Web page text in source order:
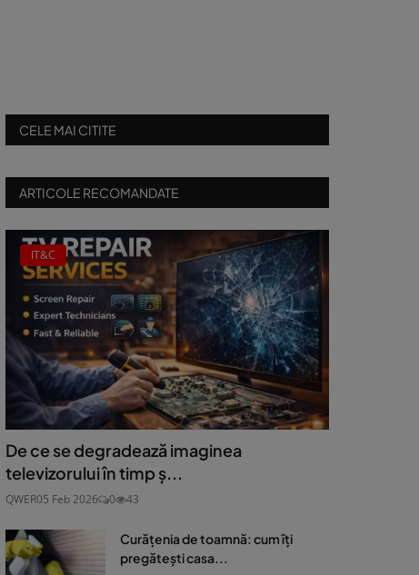
CELE MAI CITITE
ARTICOLE RECOMANDATE
IT&C
De ce se degradează imaginea
televizorului în timp ș...
QWER05 Feb 2026 0 43
Curățenia de toamnă: cum îți
pregătești casa...